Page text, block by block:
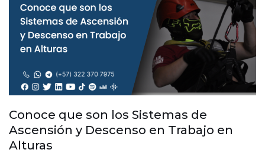
Conoce que son los Sistemas de
Ascensión y Descenso en Trabajo en
Alturas